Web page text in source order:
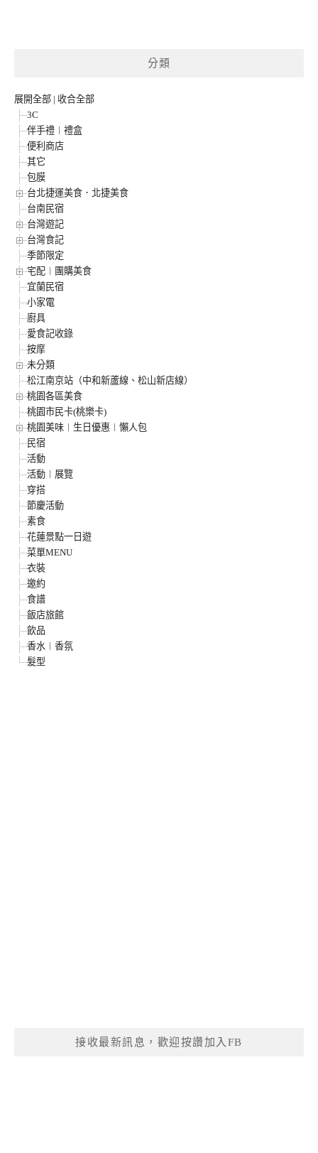
分類
展開全部 | 收合全部
3C
伴手禮︱禮盒
便利商店
其它
包膜
台北捷運美食．北捷美食
台南民宿
台灣遊記
台灣食記
季節限定
宅配︱團購美食
宜蘭民宿
小家電
廚具
愛食記收錄
按摩
未分類
松江南京站（中和新蘆線、松山新店線）
桃園各區美食
桃園市民卡(桃樂卡)
桃園美味︱生日優惠︱懶人包
民宿
活動
活動︱展覽
穿搭
節慶活動
素食
花蓮景點一日遊
菜單MENU
衣裝
邀約
食譜
飯店旅館
飲品
香水︱香氛
髮型
接收最新訊息，歡迎按讚加入FB